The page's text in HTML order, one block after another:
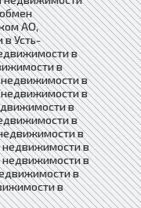
АО,
Усть-
в
в
в
в
в
в
в
в
недвижимости в
в
в